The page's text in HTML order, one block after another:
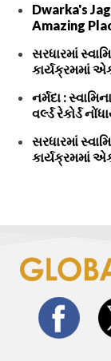
Dwarka's
Amazing
સરધારમાં
કાર્યક્રમમાં એક
નર્મદા :
વર્લ્ડ રેકોર્ડ
સરધારમાં
કાર્યક્રમમાં એક